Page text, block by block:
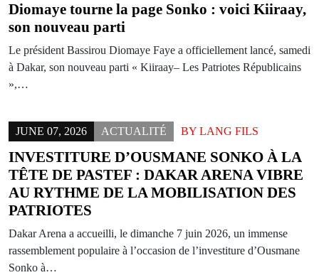
Diomaye tourne la page Sonko : voici Kiiraay,
son nouveau parti
Le président Bassirou Diomaye Faye a officiellement lancé, samedi
à Dakar, son nouveau parti « Kiiraay– Les Patriotes Républicains
»,…
JUNE 07, 2026 ACTUALITÉ BY LANG FILS
INVESTITURE D’OUSMANE SONKO À LA
TÊTE DE PASTEF : DAKAR ARENA VIBRE
AU RYTHME DE LA MOBILISATION DES
PATRIOTES
Dakar Arena a accueilli, le dimanche 7 juin 2026, un immense
rassemblement populaire à l’occasion de l’investiture d’Ousmane
Sonko à…